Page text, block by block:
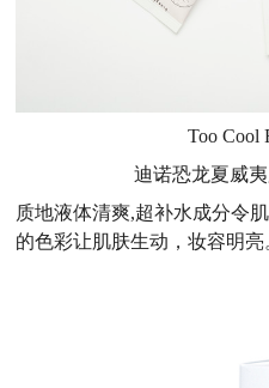
Too Cool
迪诺恐龙夏威
质地液体清爽,超补水成分令
的色彩让肌肤生动，妆容明亮